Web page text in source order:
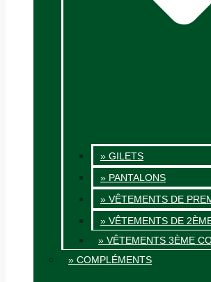
» GILETS
» PANTALONS
» VÊTEMENTS DE
» VÊTEMENTS DE
» VÊTEMENTS 3ÈME
» COMPLÉMENTS